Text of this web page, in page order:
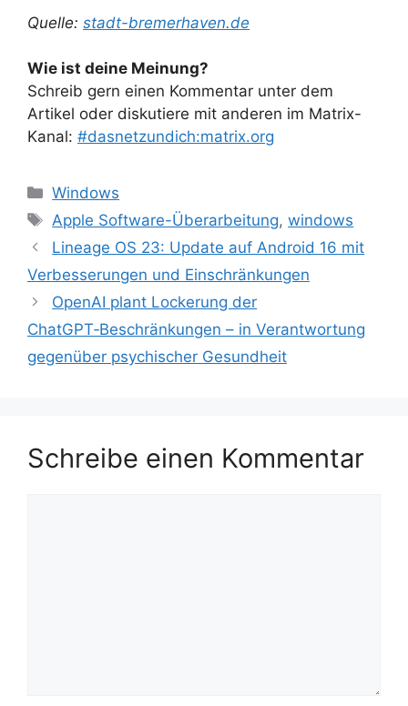
Quelle: stadt-bremerhaven.de
Wie ist deine Meinung?
Schreib gern einen Kommentar unter dem
Artikel oder diskutiere mit anderen im Matrix-
Kanal: #dasnetzundich:matrix.org
Kategorien
Windows
Schlagwörter
Apple Software-Überarbeitung,windows
Lineage OS 23: Update auf Android 16 mit
Verbesserungen und Einschränkungen
OpenAI plant Lockerung der
ChatGPT‑Beschränkungen – in Verantwortung
gegenüber psychischer Gesundheit
Schreibe einen Kommentar